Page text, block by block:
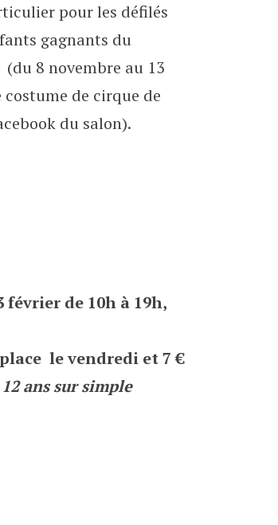
pour les défilés
gagnants du
(du 8 novembre au 13
de cirque de
du salon).
de 10h à 19h,
le vendredi et 7 €
ans sur simple